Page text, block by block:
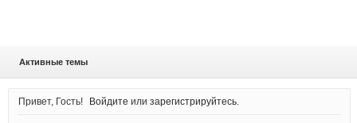
Активные темы
Привет, Гость! Войдите илизарегистрируйтесь